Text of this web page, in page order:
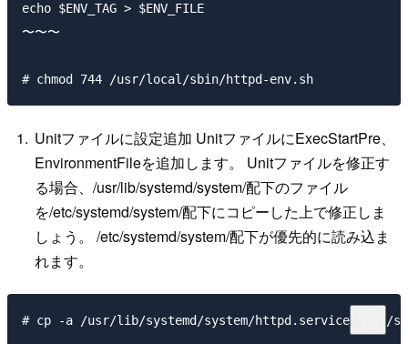
echo $ENV_TAG > $ENV_FILE
〜〜〜
Unitファイルに設定追加 UnitファイルにExecStartPre、
EnvironmentFileを追加します。 Unitファイルを修正す
る場合、/usr/lib/systemd/system/配下のファイル
を/etc/systemd/system/配下にコピーした上で修正しま
しょう。 /etc/systemd/system/配下が優先的に読み込ま
れます。
# cp -a /usr/lib/systemd/system/httpd.service /etc/